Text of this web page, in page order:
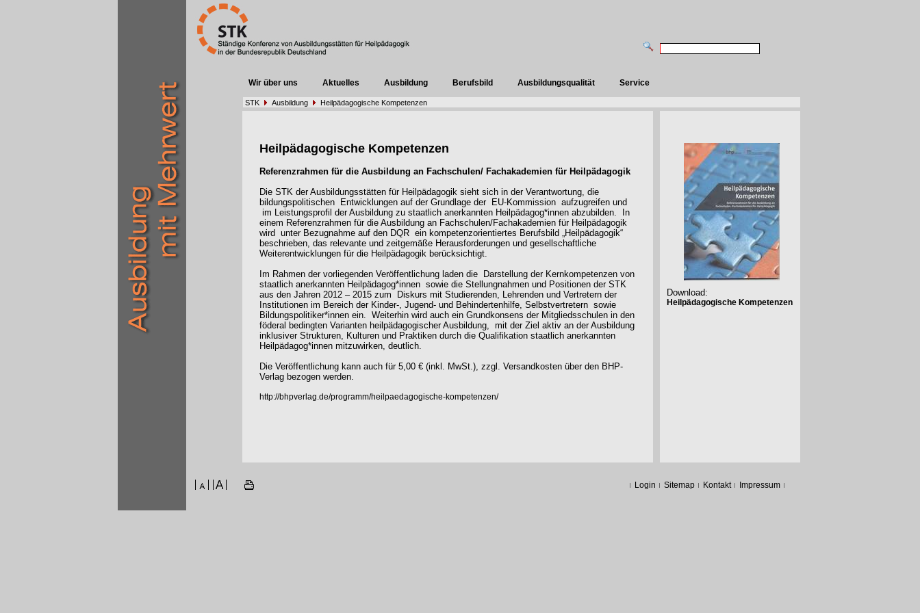
Wir über uns Aktuelles Ausbildung Berufsbild Ausbildungsqualität Service
STK Ausbildung Heilpädagogische Kompetenzen
Heilpädagogische Kompetenzen
Referenzrahmen für die Ausbildung an Fachschulen/ Fachakademien für Heilpädagogik
Die STK der Ausbildungsstätten für Heilpädagogik sieht sich in der Verantwortung, die
bildungspolitischen
Entwicklungen auf der Grundlage der EU-Kommission aufzugreifen und
im Leistungsprofil der Ausbildung zu staatlich anerkannten Heilpädagog*innen abzubilden.
In
einem Referenzrahmen für die Ausbildung an Fachschulen/Fachakademien für Heilpädagogik
wird unter Bezugnahme auf den DQR ein kompetenzorientiertes Berufsbild „Heilpädagogik“
beschrieben, das relevante und zeitgemäße Herausforderungen und gesellschaftliche
Weiterentwicklungen für die Heilpädagogik berücksichtigt.
Im Rahmen der vorliegenden Veröffentlichung laden die
Darstellung der Kernkompetenzen von
staatlich anerkannten Heilpädagog*innen sowie die Stellungnahmen und Positionen der STK
aus den Jahren 2012 – 2015 zum
Diskurs mit Studierenden, Lehrenden und Vertretern der
Institutionen im Bereich der Kinder-, Jugend- und Behindertenhilfe, Selbstvertretern sowie
Bildungspolitiker*innen ein. Weiterhin wird auch ein Grundkonsens der Mitgliedsschulen in den
föderal bedingten Varianten heilpädagogischer Ausbildung, mit der Ziel aktiv an der Ausbildung
inklusiver Strukturen, Kulturen und Praktiken durch die Qualifikation staatlich anerkannten
Heilpädagog*innen mitzuwirken, deutlich.
Die Veröffentlichung kann auch für 5,00 € (inkl. MwSt.), zzgl. Versandkosten über den BHP-
Verlag bezogen werden.
http://bhpverlag.de/programm/heilpaedagogische-kompetenzen/
Download:
Heilpädagogische Kompetenzen
Login Sitemap Kontakt Impressum